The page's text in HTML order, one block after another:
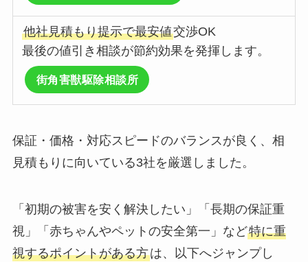
他社見積もり提示で最安値交渉OK
最後の値引き相談が節約効果を発揮します。
街角害獣駆除相談所
保証・価格・対応スピードのバランスが良く、相
見積もりに向いている3社を厳選しました。
「初期の被害を安く解決したい」「長期の保証重
視」「赤ちゃんやペットの安全第一」など特に重
視するポイントがある方は、以下へジャンプし